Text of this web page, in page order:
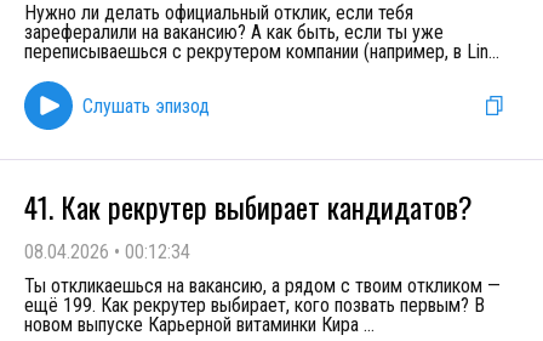
Нужно ли делать официальный отклик, если тебя
зарефералили на вакансию? А как быть, если ты уже
переписываешься с рекрутером компании (например, в Lin...
Слушать эпизод
41. Как рекрутер выбирает кандидатов?
08.04.2026 • 00:12:34
Ты откликаешься на вакансию, а рядом с твоим откликом —
ещё 199. Как рекрутер выбирает, кого позвать первым? В
новом выпуске Карьерной витаминки Кира ...